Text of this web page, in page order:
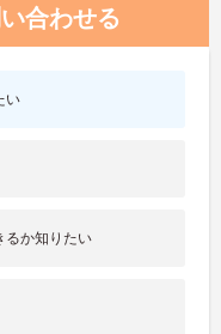
合わせる
い
るか知りたい